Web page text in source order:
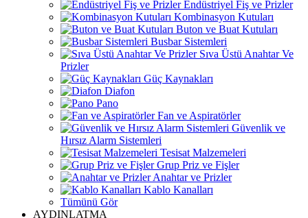
Endüstriyel Fiş ve Prizler
Kombinasyon Kutuları
Buton ve Buat Kutuları
Busbar Sistemleri
Sıva Üstü Anahtar Ve
Prizler
Güç Kaynakları
Diafon
Pano
Fan ve Aspiratörler
Güvenlik ve
Hırsız Alarm Sistemleri
Tesisat Malzemeleri
Grup Priz ve Fişler
Anahtar ve Prizler
Kablo Kanalları
Tümünü Gör
AYDINLATMA